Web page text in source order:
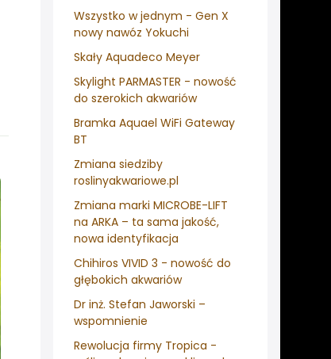
Wszystko w jednym - Gen X
nowy nawóz Yokuchi
Skały Aquadeco Meyer
Skylight PARMASTER - nowość
do szerokich akwariów
Bramka Aquael WiFi Gateway
BT
Zmiana siedziby
roslinyakwariowe.pl
Zmiana marki MICROBE-LIFT
na ARKA – ta sama jakość,
nowa identyfikacja
Chihiros VIVID 3 - nowość do
głębokich akwariów
Dr inż. Stefan Jaworski –
wspomnienie
Rewolucja firmy Tropica -